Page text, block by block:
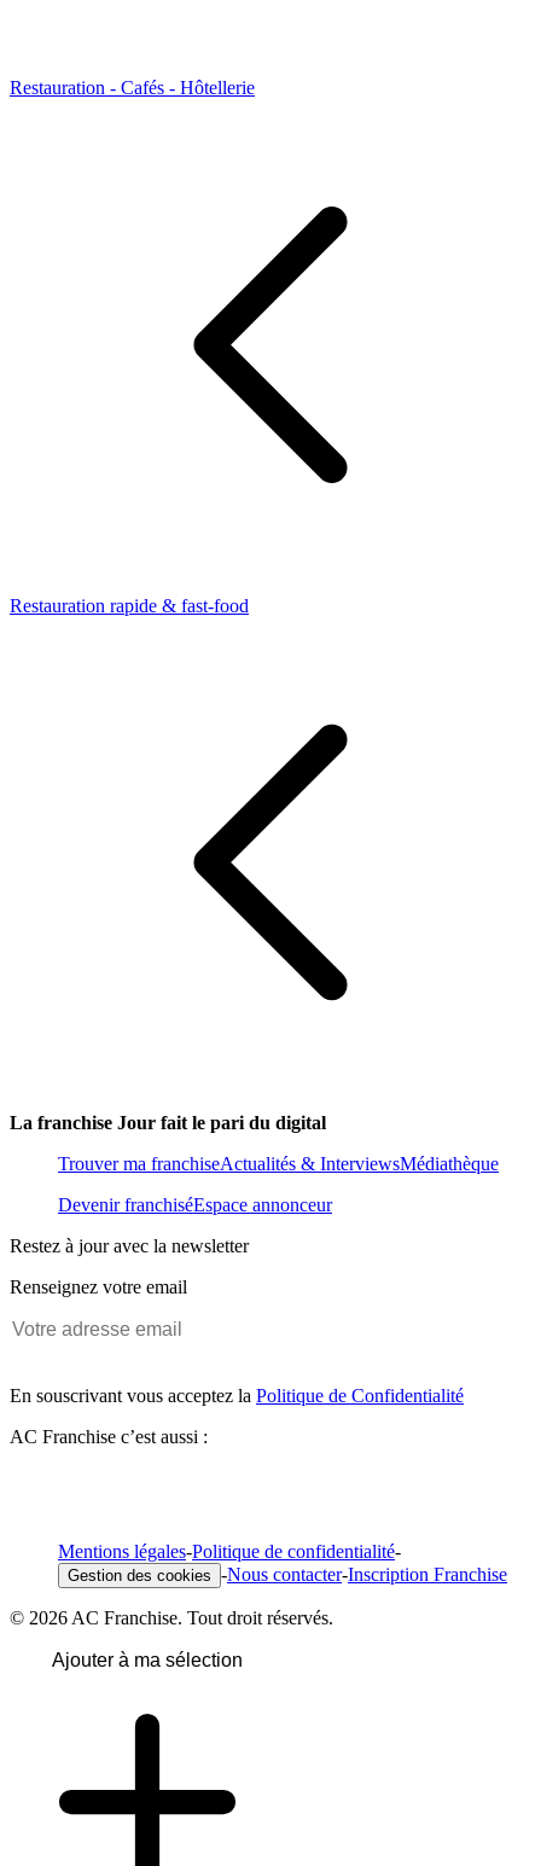
Restauration - Cafés - Hôtellerie
Restauration rapide & fast-food
La franchise Jour fait le pari du digital
Trouver ma franchiseActualités & InterviewsMédiathèque
Devenir franchiséEspace annonceur
Restez à jour avec la newsletter
Renseignez votre email
En souscrivant vous acceptez la Politique de Confidentialité
AC Franchise c’est aussi :
Mentions légales-Politique de confidentialité-
Gestion des cookies -Nous contacter-Inscription Franchise
© 2026 AC Franchise. Tout droit réservés.
Ajouter à ma sélection